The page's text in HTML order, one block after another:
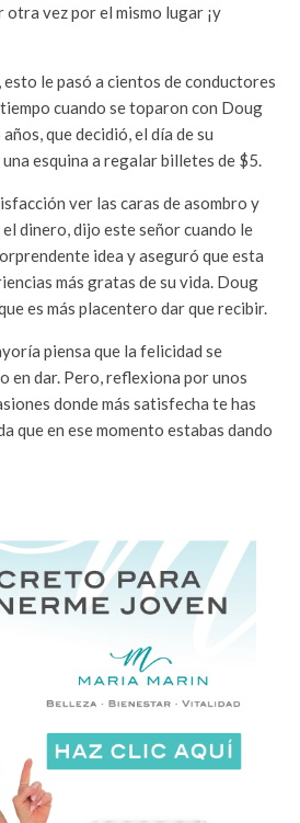
vez por el mismo lugar ¡y
le pasó a cientos de conductores
cuando se toparon con Doug
que decidió, el día de su
esquina a regalar billetes de $5.
ver las caras de asombro y
dinero, dijo este señor cuando le
idea y aseguró que esta
más gratas de su vida. Doug
es más placentero dar que recibir.
piensa que la felicidad se
en dar. Pero, reflexiona por unos
donde más satisfecha te has
que en ese momento estabas dando